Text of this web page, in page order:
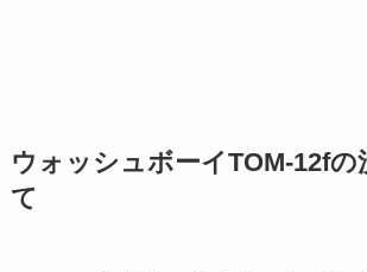
ウォッシュボーイTOM-12fの
て